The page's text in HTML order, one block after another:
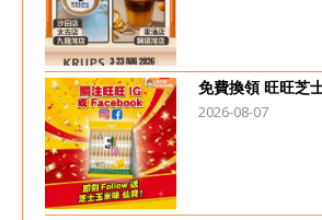
免費換領 旺旺芝
2026-08-07